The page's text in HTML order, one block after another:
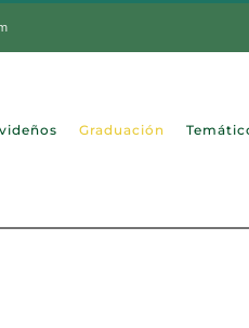
Graduación